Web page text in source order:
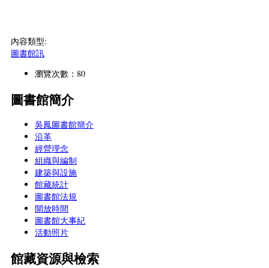
內容類型:
圖書館訊
瀏覽次數：80
圖書館簡介
吳鳳圖書館簡介
沿革
經營理念
組織與編制
建築與設施
館藏統計
圖書館法規
開放時間
圖書館大事紀
活動照片
館藏資源與檢索